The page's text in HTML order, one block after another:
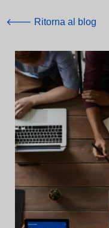
🡐 Ritorna al blog